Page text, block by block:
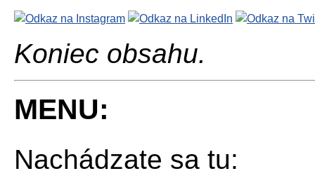
Koniec obsahu.
MENU:
Nachádzate sa tu: